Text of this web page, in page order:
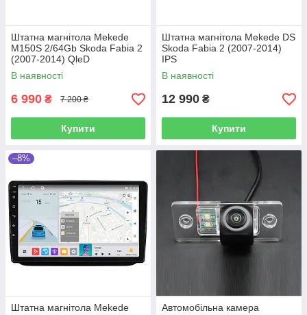
Штатна магнітола Mekede
M150S 2/64Gb Skoda Fabia 2
(2007-2014) QleD
В наявності
6 990 ₴ 7 200 ₴
Купити
Штатна магнітола Mekede DS
Skoda Fabia 2 (2007-2014)
IPS
В наявності
12 990 ₴
Купити
–8%
Штатна магнітола Mekede
Автомобільна камера